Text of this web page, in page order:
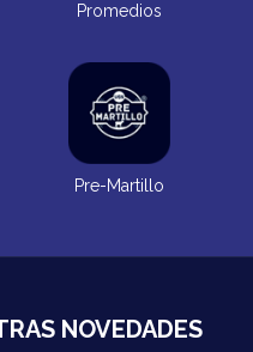
Promedios
Pre-Martillo
NOVEDADES